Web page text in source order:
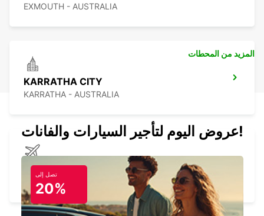
EXMOUTH - AUSTRALIA
KARRATHA CITY
KARRATHA - AUSTRALIA
KARRATHA AIRPORT
KARRATHA - AUSTRALIA
المزيد من المحطات
عروض اليوم لتأجير السيارات والفانات!
تصل إلى
20%